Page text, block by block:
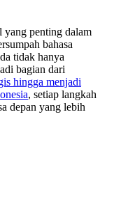
yang penting dalam
bahasa
tidak hanya
bagian dari
hingga menjadi
, setiap langkah
depan yang lebih